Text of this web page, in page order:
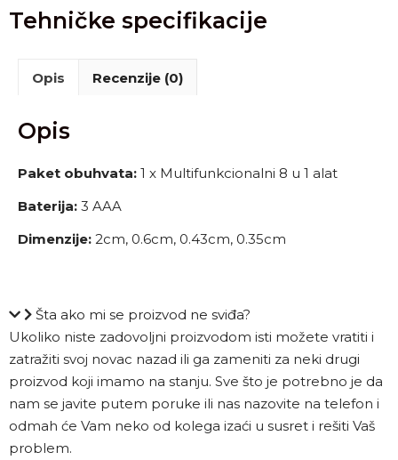
Tehničke specifikacije
Opis Recenzije (0)
Opis
Paket obuhvata: 1 x Multifunkcionalni 8 u 1 alat
Baterija: 3 AAA
Dimenzije: 2cm, 0.6cm, 0.43cm, 0.35cm
Šta ako mi se proizvod ne sviđa?
Ukoliko niste zadovoljni proizvodom isti možete vratiti i
zatražiti svoj novac nazad ili ga zameniti za neki drugi
proizvod koji imamo na stanju. Sve što je potrebno je da
nam se javite putem poruke ili nas nazovite na telefon i
odmah će Vam neko od kolega izaći u susret i rešiti Vaš
problem.